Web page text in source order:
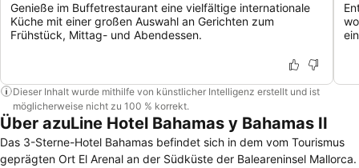
Genieße im Buffetrestaurant eine vielfältige internationale
Küche mit einer großen Auswahl an Gerichten zum
Frühstück, Mittag- und Abendessen.
Dieser Inhalt wurde mithilfe von künstlicher Intelligenz erstellt und ist
möglicherweise nicht zu 100 % korrekt.
Über azuLine Hotel Bahamas y Bahamas II
Das 3-Sterne-Hotel Bahamas befindet sich in dem vom Tourismus
geprägten Ort El Arenal an der Südküste der Baleareninsel Mallorca.